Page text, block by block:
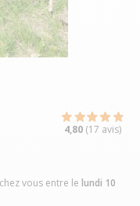
vous entre le lundi 10
4,80 (17 avis)